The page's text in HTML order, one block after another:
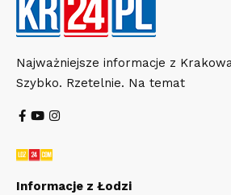
Najważniejsze informacje z
Szybko. Rzetelnie. Na temat
Informacje z Łodzi